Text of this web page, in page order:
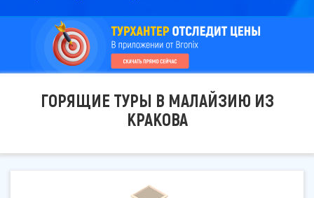
ГОРЯЩИЕ ТУРЫ В МАЛАЙЗИЮ ИЗ
КРАКОВА